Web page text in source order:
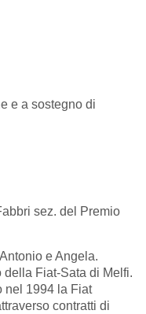
e a sostegno di
sez. del Premio
e Angela.
Fiat-Sata di Melfi.
nel 1994 la Fiat
contratti di